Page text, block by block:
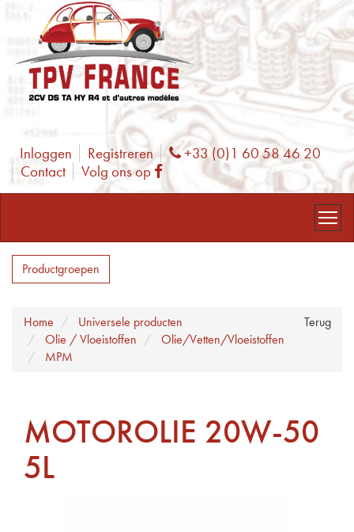
Inloggen Registreren Phone
+33 (0)1 60 58 46 20
Contact
Volg ons op Facebook
Productgroepen
Terug
Home
Universele producten
Olie / Vloeistoffen
Olie/Vetten/Vloeistoffen
MPM
MOTOROLIE 20W-50
5L